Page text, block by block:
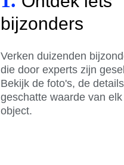
bijzonders
Verken duizenden
die door experts zijn
Bekijk de foto's, de
geschatte waarde van
object.